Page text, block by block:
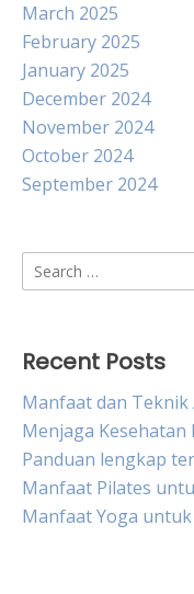
March 2025
February 2025
January 2025
December 2024
November 2024
October 2024
September 2024
Search
for:
Recent Posts
Manfaat dan
Menjaga Kesehatan
Panduan lengkap
Manfaat Pilates
Manfaat Yoga